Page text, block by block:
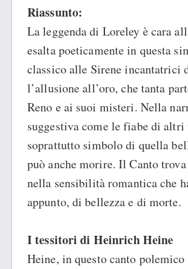
Riassunto:
La leggenda di Loreley è cara
esalta poeticamente in questa
classico alle Sirene incantatrici
l’allusione all’oro, che tanta
Reno e ai suoi misteri. Nella
suggestiva come le fiabe di
soprattutto simbolo di quella
può anche morire. Il Canto
nella sensibilità romantica che
appunto, di bellezza e di morte.
I tessitori di Heinrich Heine
Heine, in questo canto